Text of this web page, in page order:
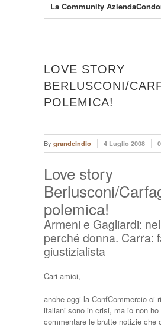
La Community
LOVE STORY
BERLUSCONI/
POLEMICA!
By grandeindio 4 Luglio 2008
Love story
Berlusconi/
polemica!
Armeni e Gagliardi:
perché donna. Carra:
giustizialista
Cari amici,
anche oggi la ConfCommercio ci
italiani sono in crisi, ma io non ho
commentare le brutte notizie che